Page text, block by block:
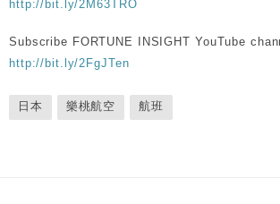
http://bit.ly/2M63TRO
Subscribe FORTUNE INSIGHT YouTube
http://bit.ly/2FgJTen
日本 樂桃航空 航班